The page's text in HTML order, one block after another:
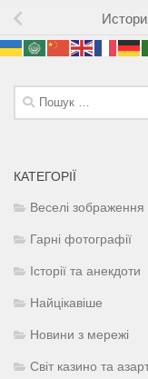
Пошук:
КАТЕГОРІЇ
Веселі
Гарні фотографії
Історії та анекдоти
Найцікавіше
Новини з мережі
Світ казино та